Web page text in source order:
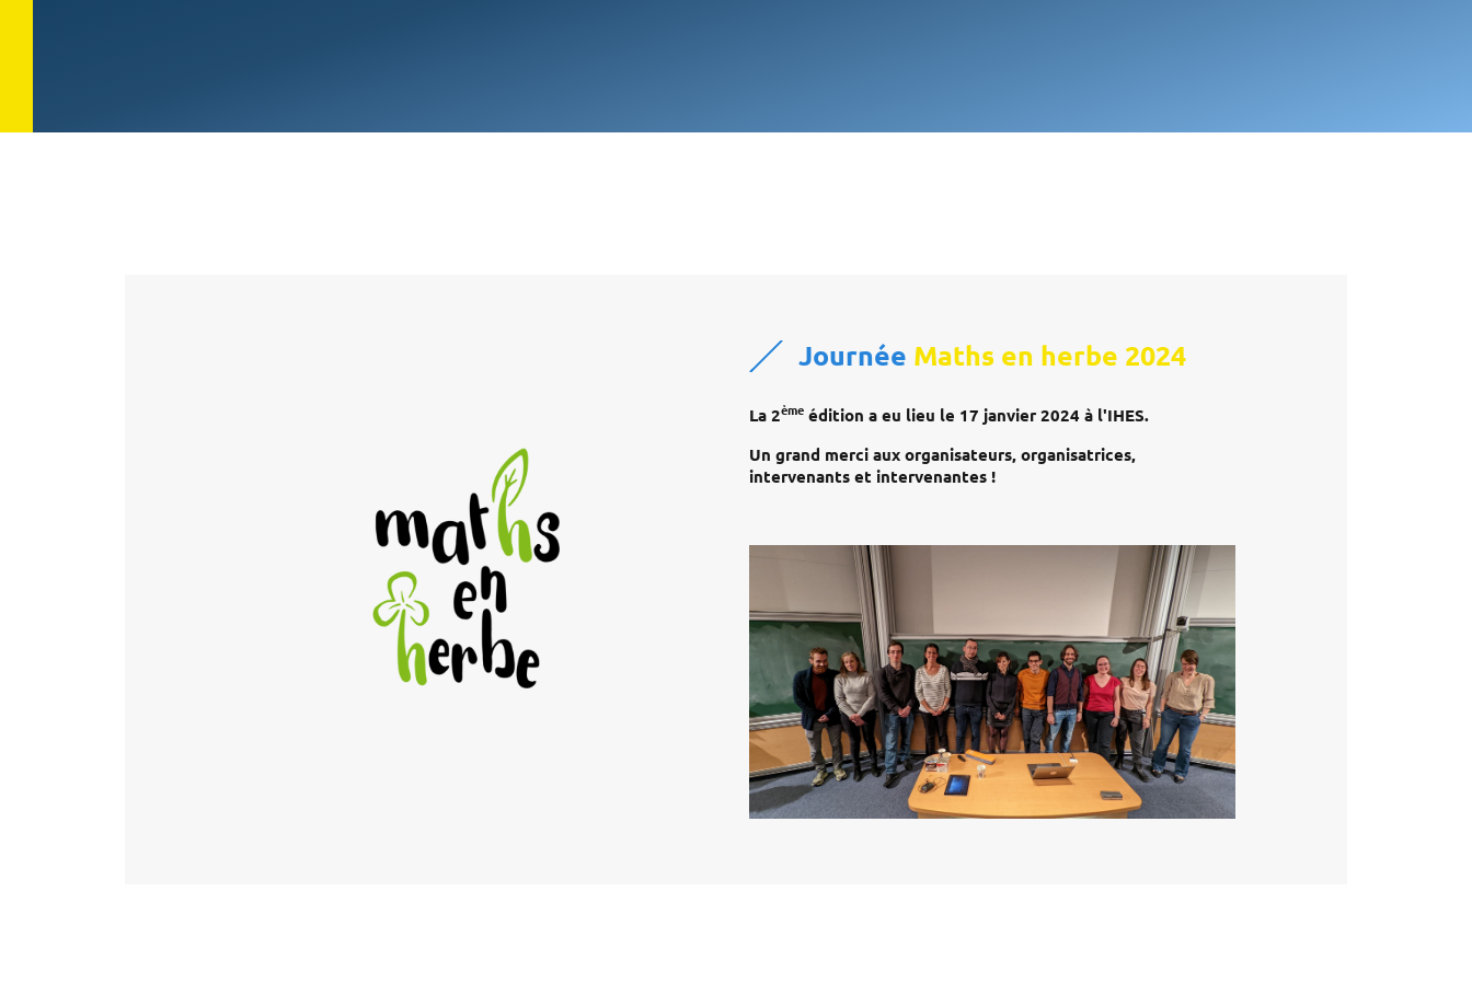
Journée Maths en herbe 2024
La 2ème édition a eu lieu le 17 janvier 2024 à l'IHES.
Un grand merci aux organisateurs, organisatrices,
intervenants et intervenantes !